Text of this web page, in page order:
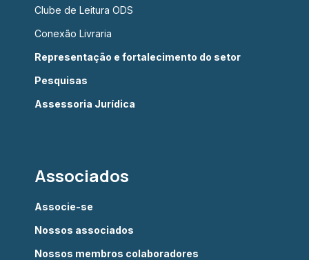
Clube de Leitura ODS
Conexão Livraria
Representação e fortalecimento do setor
Pesquisas
Assessoria Jurídica
Associados
Associe-se
Nossos associados
Nossos membros colaboradores